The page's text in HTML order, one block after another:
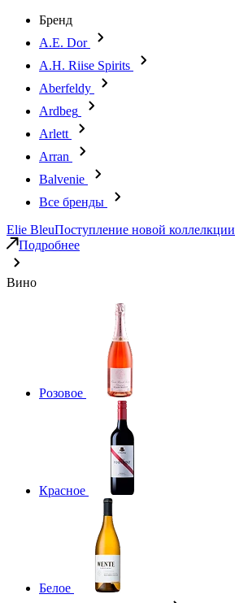
Бренд
A.E. Dor
A.H. Riise Spirits
Aberfeldy
Ardbeg
Arlett
Arran
Balvenie
Все бренды
Elie BleuПоступление новой коллелкции
Подробнее
Вино
Розовое
Красное
Белое